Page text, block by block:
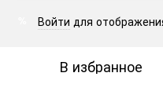
Войти для
В избранное